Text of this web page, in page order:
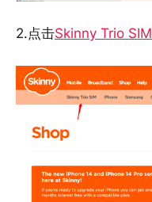
2.点击Skinny Trio SIM